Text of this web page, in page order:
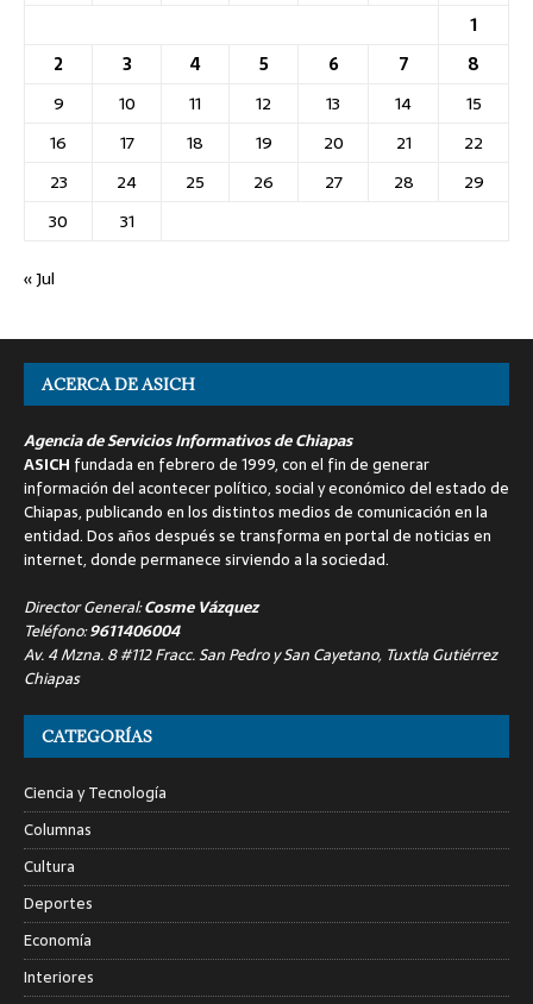
1
2
3 4 5 6 7
8
9
10 11 12 13 14
15
16
17 18 19 20 21
22
23
24 25 26 27 28
29
30
31
« Jul
ACERCA DE ASICH
Agencia de Servicios Informativos de Chiapas
ASICH fundada en febrero de 1999, con el fin de generar
información del acontecer político, social y económico del estado de
Chiapas, publicando en los distintos medios de comunicación en la
entidad. Dos años después se transforma en portal de noticias en
internet, donde permanece sirviendo a la sociedad.
Director General:Cosme Vázquez
Teléfono:9611406004
Av. 4 Mzna. 8 #112 Fracc. San Pedro y San Cayetano, Tuxtla Gutiérrez
Chiapas
CATEGORÍAS
Ciencia y Tecnología
Columnas
Cultura
Deportes
Economía
Interiores